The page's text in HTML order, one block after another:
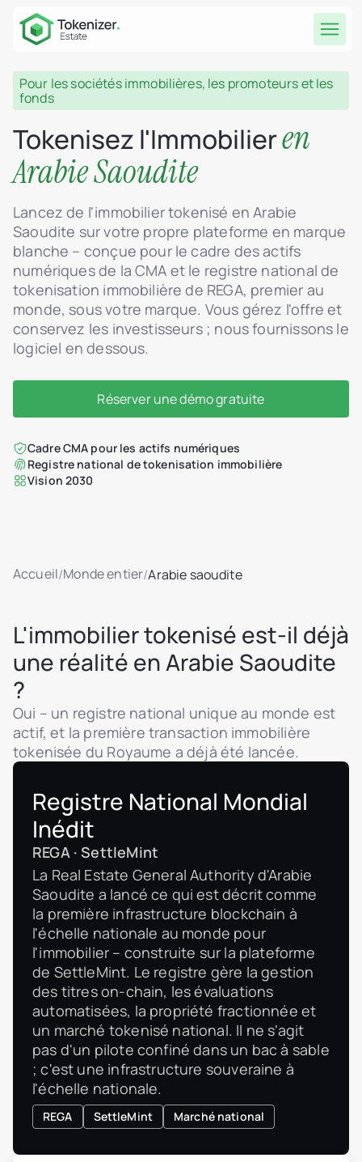
Pour les sociétés immobilières, les promoteurs et les
fonds
Tokenisez l'Immobilieren
Arabie Saoudite
Lancez de l'immobilier tokenisé en Arabie
Saoudite sur votre propre plateforme en marque
blanche – conçue pour le cadre des actifs
numériques de la CMA et le registre national de
tokenisation immobilière de REGA, premier au
monde, sous votre marque. Vous gérez l'offre et
conservez les investisseurs ; nous fournissons le
logiciel en dessous.
Réserver une démo gratuite
Cadre CMA pour les actifs numériques
Registre national de tokenisation immobilière
Vision 2030
Accueil/Monde entier/Arabie saoudite
L'immobilier tokenisé est-il déjà
une réalité en Arabie Saoudite
?
Oui – un registre national unique au monde est
actif, et la première transaction immobilière
tokenisée du Royaume a déjà été lancée.
Registre National Mondial
Inédit
REGA · SettleMint
La Real Estate General Authority d'Arabie
Saoudite a lancé ce qui est décrit comme
la première infrastructure blockchain à
l'échelle nationale au monde pour
l'immobilier – construite sur la plateforme
de SettleMint. Le registre gère la gestion
des titres on-chain, les évaluations
automatisées, la propriété fractionnée et
un marché tokenisé national. Il ne s'agit
pas d'un pilote confiné dans un bac à sable
; c'est une infrastructure souveraine à
l'échelle nationale.
REGA SettleMint Marché national